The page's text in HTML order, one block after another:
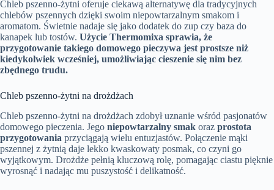
Chleb pszenno-żytni oferuje ciekawą alternatywę dla tradycyjnych
chlebów pszennych dzięki swoim niepowtarzalnym smakom i
aromatom. Świetnie nadaje się jako dodatek do zup czy baza do
kanapek lub tostów. Użycie Thermomixa sprawia, że
przygotowanie takiego domowego pieczywa jest prostsze niż
kiedykolwiek wcześniej, umożliwiając cieszenie się nim bez
zbędnego trudu.
Chleb pszenno-żytni na drożdżach
Chleb pszenno-żytni na drożdżach zdobył uznanie wśród pasjonatów
domowego pieczenia. Jego niepowtarzalny smak oraz prostota
przygotowania przyciągają wielu entuzjastów. Połączenie mąki
pszennej z żytnią daje lekko kwaskowaty posmak, co czyni go
wyjątkowym. Drożdże pełnią kluczową rolę, pomagając ciastu pięknie
wyrosnąć i nadając mu puszystość i delikatność.